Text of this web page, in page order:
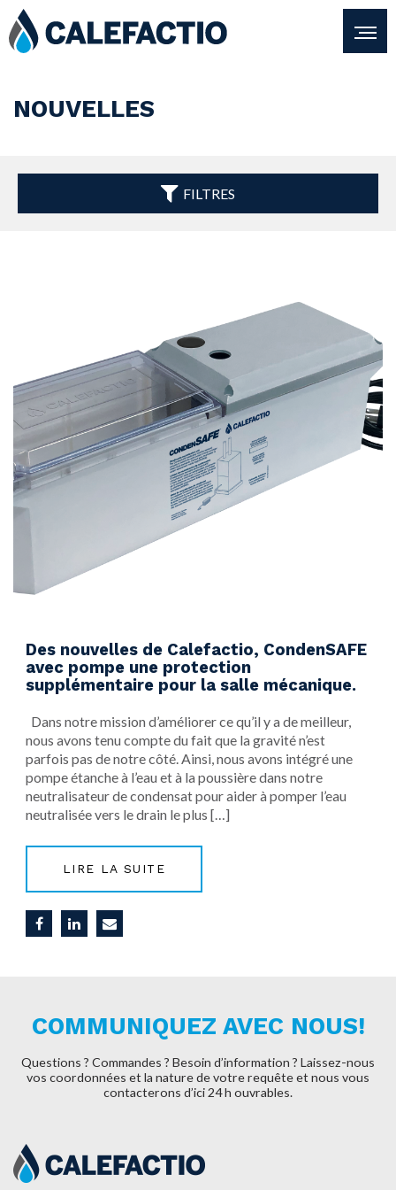
NOUVELLES
FILTRES
Des nouvelles de Calefactio, CondenSAFE
avec pompe une protection
supplémentaire pour la salle mécanique.
Dans notre mission d’améliorer ce qu’il y a de meilleur,
nous avons tenu compte du fait que la gravité n’est
parfois pas de notre côté. Ainsi, nous avons intégré une
pompe étanche à l’eau et à la poussière dans notre
neutralisateur de condensat pour aider à pomper l’eau
neutralisée vers le drain le plus […]
LIRE LA SUITE
COMMUNIQUEZ AVEC NOUS!
Questions ? Commandes ? Besoin d’information ? Laissez-nous
vos coordonnées et la nature devotre requête et nous vous
contacterons d’ici 24 h ouvrables.